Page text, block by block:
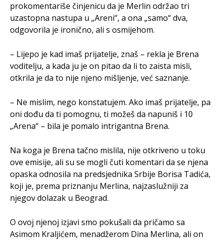
prokomentariše činjenicu da je Merlin održao tri
uzastopna nastupa u „Areni“, a ona „samo“ dva,
odgovorila je ironično, ali s osmijehom.
– Lijepo je kad imaš prijatelje, znaš – rekla je Brena
voditelju, a kada ju je on pitao da li to zaista misli,
otkrila je da to nije njeno mišljenje, već saznanje.
– Ne mislim, nego konstatujem. Ako imaš prijatelje, pa
oni dođu da ti pomognu, ti možeš da napuniš i 10
„Arena“ – bila je pomalo intrigantna Brena.
Na koga je Brena tačno mislila, nije otkriveno u toku
ove emisije, ali su se mogli čuti komentari da se njena
opaska odnosila na predsjednika Srbije Borisa Tadića,
koji je, prema priznanju Merlina, najzaslužniji za
njegov dolazak u Beograd.
O ovoj njenoj izjavi smo pokušali da pričamo sa
Asimom Kraljićem, menadžerom Dina Merlina, ali on